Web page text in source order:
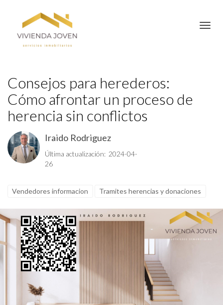
Consejos para herederos:
Cómo afrontar un proceso de
herencia sin conflictos
Iraido Rodriguez
Última actualización: 2024-04-
26
Vendedores informacion Tramites herencias y donaciones